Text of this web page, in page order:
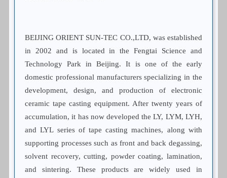
BEIJING ORIENT SUN-TEC CO.,LTD, was established
in 2002 and is located in the Fengtai Science and
Technology Park in Beijing. It is one of the early
domestic professional manufacturers specializing in the
development, design, and production of electronic
ceramic tape casting equipment. After twenty years of
accumulation, it has now developed the LY, LYM, LYH,
and LYL series of tape casting machines, along with
supporting processes such as front and back degassing,
solvent recovery, cutting, powder coating, lamination,
and sintering. These products are widely used in